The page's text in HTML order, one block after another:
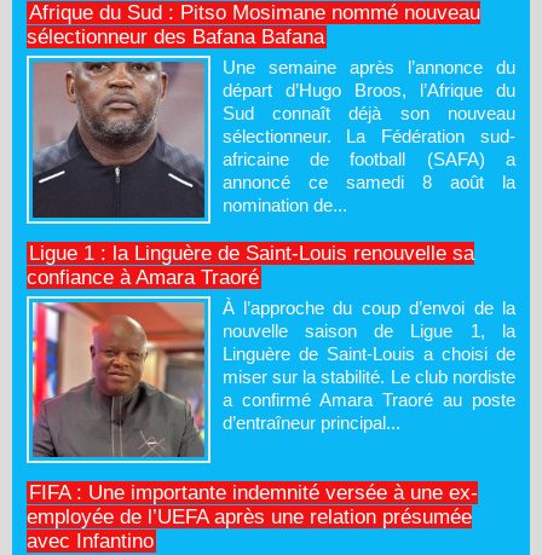
Afrique du Sud : Pitso Mosimane nommé nouveau
sélectionneur des Bafana Bafana
Une semaine après l’annonce du
départ d’Hugo Broos, l’Afrique du
Sud connaît déjà son nouveau
sélectionneur. La Fédération sud-
africaine de football (SAFA) a
annoncé ce samedi 8 août la
nomination de...
Ligue 1 : la Linguère de Saint-Louis renouvelle sa
confiance à Amara Traoré
À l’approche du coup d’envoi de la
nouvelle saison de Ligue 1, la
Linguère de Saint-Louis a choisi de
miser sur la stabilité. Le club nordiste
a confirmé Amara Traoré au poste
d’entraîneur principal...
FIFA : Une importante indemnité versée à une ex-
employée de l’UEFA après une relation présumée
avec Infantino